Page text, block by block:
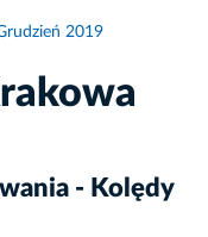
2019
- Kolędy